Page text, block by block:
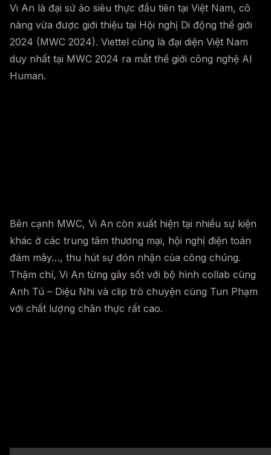
Vi An là đại sứ ảo siêu thực đầu tiên tại Việt Nam, cô
nàng vừa được giới thiệu tại Hội nghị Di động thế giới
2024 (MWC 2024). Viettel cũng là đại diện Việt Nam
duy nhất tại MWC 2024 ra mắt thế giới công nghệ AI
Human.
Bên cạnh MWC, Vi An còn xuất hiện tại nhiều sự kiện
khác ở các trung tâm thương mại, hội nghị điện toán
đám mây…, thu hút sự đón nhận của công chúng.
Thậm chí, Vi An từng gây sốt với bộ hình collab cùng
Anh Tú – Diệu Nhi và clip trò chuyện cùng Tun Phạm
với chất lượng chân thực rất cao.